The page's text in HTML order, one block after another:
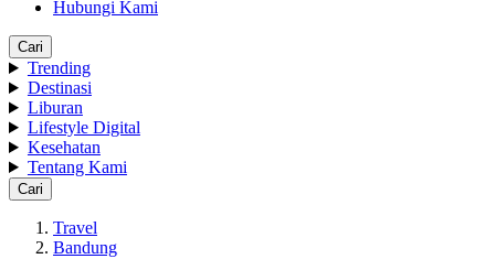
Hubungi Kami
Cari
Trending
Destinasi
Liburan
Lifestyle Digital
Kesehatan
Tentang Kami
Cari
Travel
Bandung